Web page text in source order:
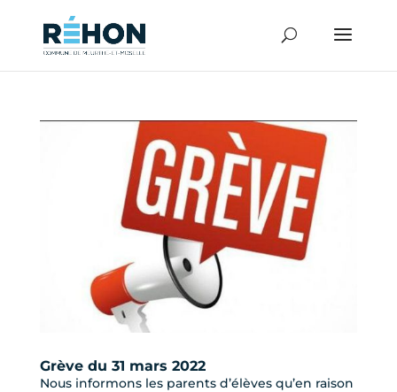
Grève du 31 mars 2022
Nous informons les parents d’élèves qu’en raison